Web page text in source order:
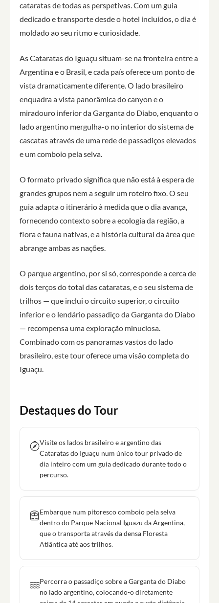
cataratas de todas as perspetivas. Com um guia
dedicado e transporte desde o hotel incluídos, o dia é
moldado ao seu ritmo e curiosidade.
As Cataratas do Iguaçu situam-se na fronteira entre a
Argentina e o Brasil, e cada país oferece um ponto de
vista dramaticamente diferente. O lado brasileiro
enquadra a vista panorâmica do canyon e o
miradouro inferior da Garganta do Diabo, enquanto o
lado argentino mergulha-o no interior do sistema de
cascatas através de uma rede de passadiços elevados
e um comboio pela selva.
O formato privado significa que não está à espera de
grandes grupos nem a seguir um roteiro fixo. O seu
guia adapta o itinerário à medida que o dia avança,
fornecendo contexto sobre a ecologia da região, a
flora e fauna nativas, e a história cultural da área que
abrange ambas as nações.
O parque argentino, por si só, corresponde a cerca de
dois terços do total das cataratas, e o seu sistema de
trilhos — que inclui o circuito superior, o circuito
inferior e o lendário passadiço da Garganta do Diabo
— recompensa uma exploração minuciosa.
Combinado com os panoramas vastos do lado
brasileiro, este tour oferece uma visão completa do
Iguaçu.
Destaques do Tour
Visite os lados brasileiro e argentino das
Cataratas do Iguaçu num único tour privado de
dia inteiro com um guia dedicado durante todo o
percurso.
Embarque num pitoresco comboio pela selva
dentro do Parque Nacional Iguazu da Argentina,
que o transporta através da densa Floresta
Atlântica até aos trilhos.
Percorra o passadiço sobre a Garganta do Diabo
no lado argentino, colocando-o diretamente